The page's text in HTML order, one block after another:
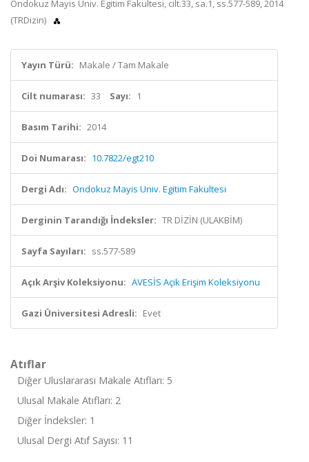
Ondokuz Mayis Univ. Egitim Fakultesi, cilt.33, sa.1, ss.577-589, 2014
(TRDizin)
Yayın Türü: Makale / Tam Makale
Cilt numarası: 33 Sayı: 1
Basım Tarihi: 2014
Doi Numarası: 10.7822/egt210
Dergi Adı: Ondokuz Mayis Univ. Egitim Fakultesi
Derginin Tarandığı İndeksler: TR DİZİN (ULAKBİM)
Sayfa Sayıları: ss.577-589
Açık Arşiv Koleksiyonu: AVESİS Açık Erişim Koleksiyonu
Gazi Üniversitesi Adresli: Evet
Atıflar
Diğer Uluslararası Makale Atıfları: 5
Ulusal Makale Atıfları: 2
Diğer İndeksler: 1
Ulusal Dergi Atıf Sayısı: 11